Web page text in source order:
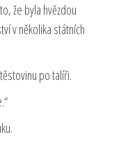
že byla hvězdou
v několika státních
po talíři.